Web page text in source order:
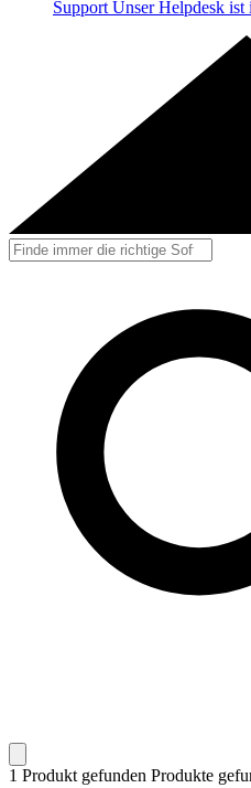
Support Unser Helpdesk
1 Produkt gefunden Produkte